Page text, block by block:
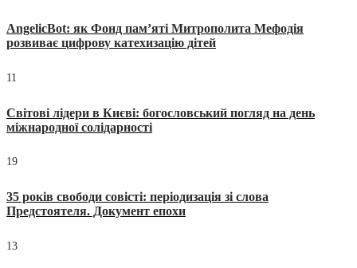
AngelicBot: як Фонд пам’яті Митрополита Мефодія
розвиває цифрову катехизацію дітей
11
Світові лідери в Києві: богословський погляд на день
міжнародної солідарності
19
35 років свободи совісті: періодизація зі слова
Предстоятеля. Документ епохи
13